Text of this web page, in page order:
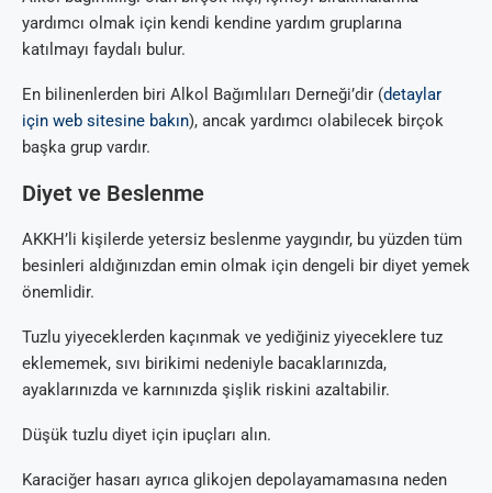
yardımcı olmak için kendi kendine yardım gruplarına
katılmayı faydalı bulur.
En bilinenlerden biri Alkol Bağımlıları Derneği’dir (detaylar
için web sitesine bakın), ancak yardımcı olabilecek birçok
başka grup vardır.
Diyet ve Beslenme
AKKH’li kişilerde yetersiz beslenme yaygındır, bu yüzden tüm
besinleri aldığınızdan emin olmak için dengeli bir diyet yemek
önemlidir.
Tuzlu yiyeceklerden kaçınmak ve yediğiniz yiyeceklere tuz
eklememek, sıvı birikimi nedeniyle bacaklarınızda,
ayaklarınızda ve karnınızda şişlik riskini azaltabilir.
Düşük tuzlu diyet için ipuçları alın.
Karaciğer hasarı ayrıca glikojen depolayamamasına neden